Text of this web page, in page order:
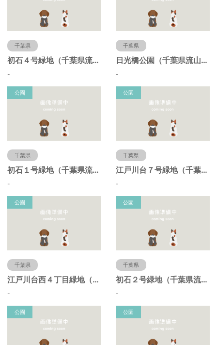
千葉県
初石４号緑地（千葉県流山市）
-
千葉県
日光橋公園（千葉県流山市）
-
公園
千葉県
初石１号緑地（千葉県流山市）
-
公園
千葉県
江戸川台７号緑地（千葉県流山市）
-
公園
千葉県
江戸川台西４丁目緑地（千葉県流山市）
-
公園
千葉県
初石２号緑地（千葉県流山市）
-
公園 公園